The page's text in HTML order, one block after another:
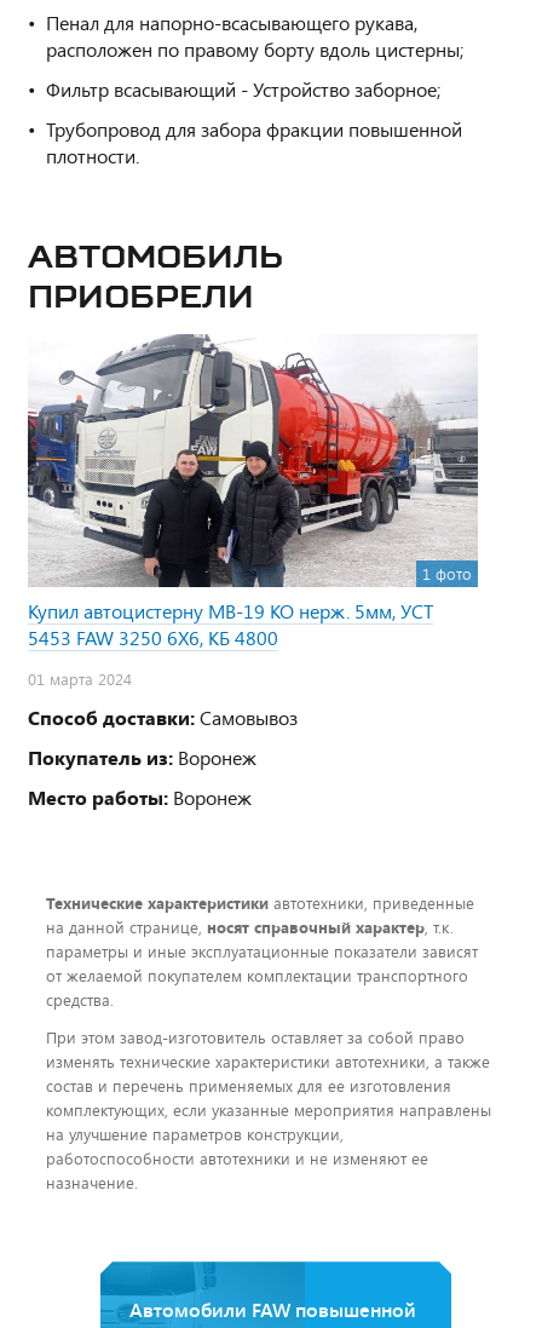
Пенал для напорно-всасывающего рукава,
расположен по правому борту вдоль цистерны;
Фильтр всасывающий - Устройство заборное;
Трубопровод для забора фракции повышенной
плотности.
Автомобиль
приобрели
1 фото
Купил автоцистерну МВ-19 КО нерж. 5мм, УСТ
5453 FAW 3250 6Х6, КБ 4800
01 марта 2024
Способ доставки:Самовывоз
Покупатель из: Воронеж
Место работы: Воронеж
Технические характеристики автотехники, приведенные
на данной странице, носят справочный характер, т.к.
параметры и иные эксплуатационные показатели зависят
от желаемой покупателем комплектации транспортного
средства.
При этом завод-изготовитель оставляет за собой право
изменять технические характеристики автотехники, а также
состав и перечень применяемых для ее изготовления
комплектующих, если указанные мероприятия направлены
на улучшение параметров конструкции,
работоспособности автотехники и не изменяют ее
назначение.
Автомобили FAW повышенной